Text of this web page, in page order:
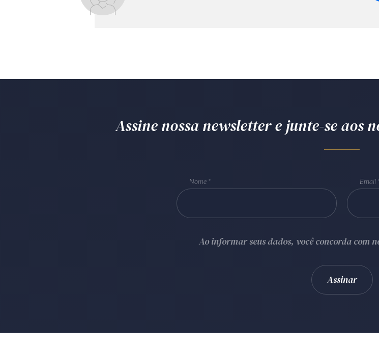
Assine nossa newsletter e junte-se aos
Nome Email
Ao informar seus dados, você concorda com